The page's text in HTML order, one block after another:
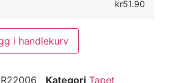
kr51.90
i handlekurv
R22006 Kategori Tapet